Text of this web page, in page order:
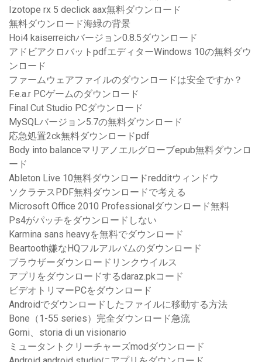
Izotope rx 5 declick aax無料ダウンロード
無料ダウンロード海緑の背景
Hoi4 kaiserreichバージョン0.8.5ダウンロード
アドビアクロバットpdfエディターWindows 10の無料ダウ
ンロード
ファームウェアファイルのダウンロードは安全ですか？
F.e.a.r PCゲームのダウンロード
Final Cut Studio PCダウンロード
MySQLバージョン5.7の無料ダウンロード
応急処置2ck無料ダウンロードpdf
Body into balanceマリアノエルグローブepub無料ダウンロ
ード
Ableton Live 10無料ダウンロードredditウィンドウ
ソクラテスPDF無料ダウンロードで考える
Microsoft Office 2010 Professionalダウンロード無料
Ps4がパッチをダウンロードしない
Karmina sans heavyを無料でダウンロード
Beartooth嫌なHQフルアルバムのダウンロード
ブラウザーダウンロードリンクウイルス
アプリをダウンロードするdaraz.pkコード
ビデオトリマーPCをダウンロード
Androidでダウンロードしたファイルに移動する方法
Bone（1-55 series）完全ダウンロード急流
Gorni、storia di un visionario
ミュータントクリーチャーズmodダウンロード